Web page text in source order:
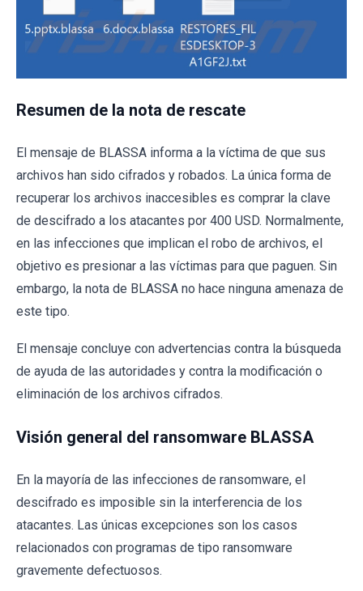
Resumen de la nota de rescate
El mensaje de BLASSA informa a la víctima de que sus
archivos han sido cifrados y robados. La única forma de
recuperar los archivos inaccesibles es comprar la clave
de descifrado a los atacantes por 400 USD. Normalmente,
en las infecciones que implican el robo de archivos, el
objetivo es presionar a las víctimas para que paguen. Sin
embargo, la nota de BLASSA no hace ninguna amenaza de
este tipo.
El mensaje concluye con advertencias contra la búsqueda
de ayuda de las autoridades y contra la modificación o
eliminación de los archivos cifrados.
Visión general del ransomware BLASSA
En la mayoría de las infecciones de ransomware, el
descifrado es imposible sin la interferencia de los
atacantes. Las únicas excepciones son los casos
relacionados con programas de tipo ransomware
gravemente defectuosos.